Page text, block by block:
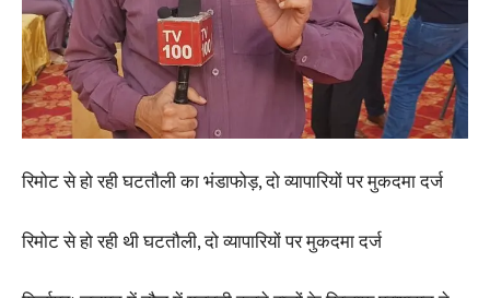
रिमोट से हो रही घटतौली का भंडाफोड़, दो व्यापारियों पर मुकदमा दर्ज
रिमोट से हो रही थी घटतौली, दो व्यापारियों पर मुकदमा दर्ज